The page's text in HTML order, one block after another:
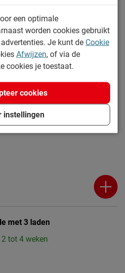
Billy
2 tot 4 weken
met 3 laden
tot 4 weken
een optimale
worden cookies gebruikt
Je kunt de Cookie
Afwijzen, of via de
cookies je toestaat.
instellingen
cookies